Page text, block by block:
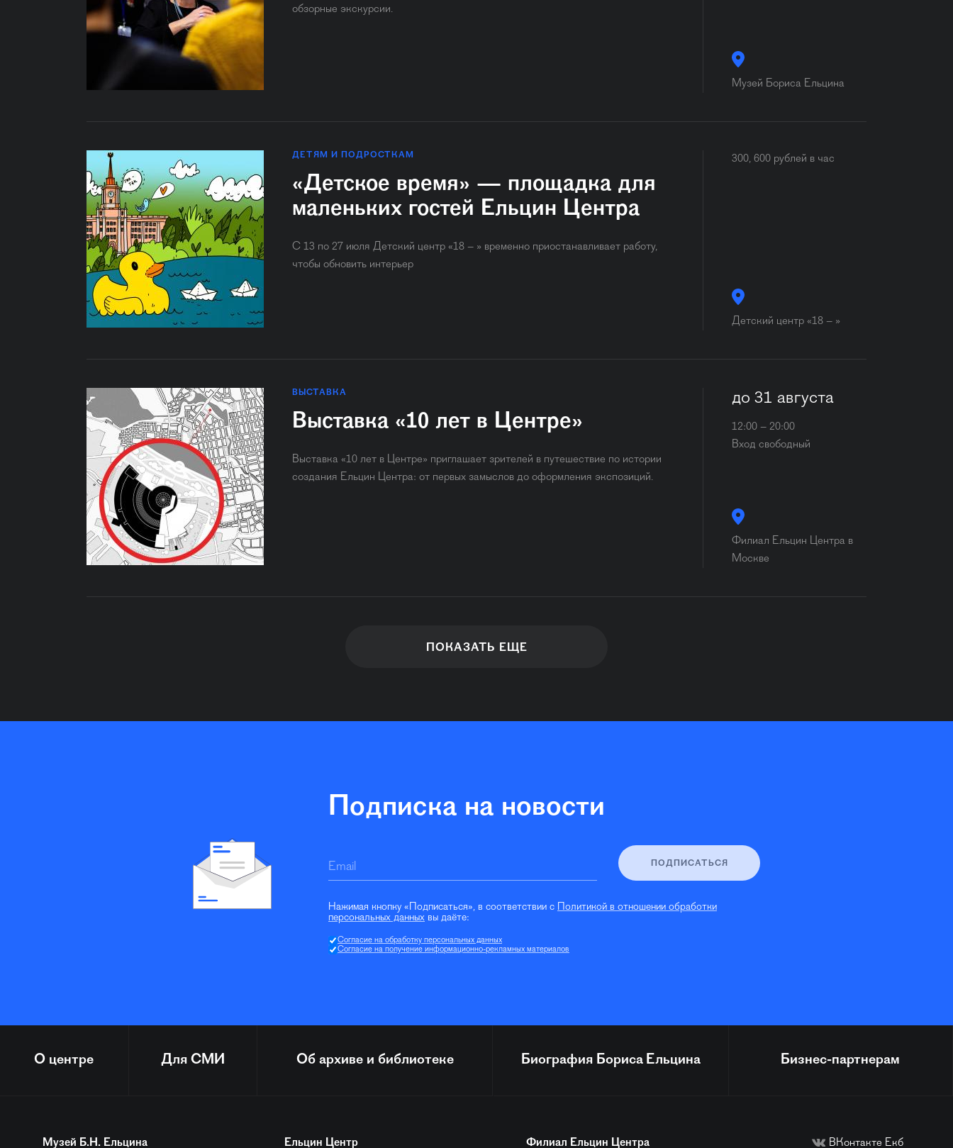
обзорные экскурсии.
Музей Бориса Ельцина
ДЕТЯМ И ПОДРОСТКАМ
«Детское время» — площадка для
маленьких гостей Ельцин Центра
С 13 по 27 июля Детский центр «18 – » временно приостанавливает работу,
чтобы обновить интерьер
300, 600 рублей в час
Детский центр «18 – »
ВЫСТАВКА
Выставка «10 лет в Центре»
Выставка «10 лет в Центре» приглашает зрителей в путешествие по истории
создания Ельцин Центра: от первых замыслов до оформления экспозиций.
до 31 августа
12:00 – 20:00
Вход свободный
Филиал Ельцин Центра в
Москве
ПОКАЗАТЬ ЕЩЕ
Подписка на новости
Email ПОДПИСАТЬСЯ
Нажимая кнопку «Подписаться», в соответствии с Политикой в отношении обработки
персональных данных вы даёте:
Согласие на обработку персональных данных
Согласие на получение информационно-рекламных материалов
О центре Для СМИ Об архиве и библиотеке БиографияБориса Ельцина Бизнес-партнерам
Музей Б.Н. Ельцина Ельцин Центр Филиал Ельцин Центра ВКонтакте Екб